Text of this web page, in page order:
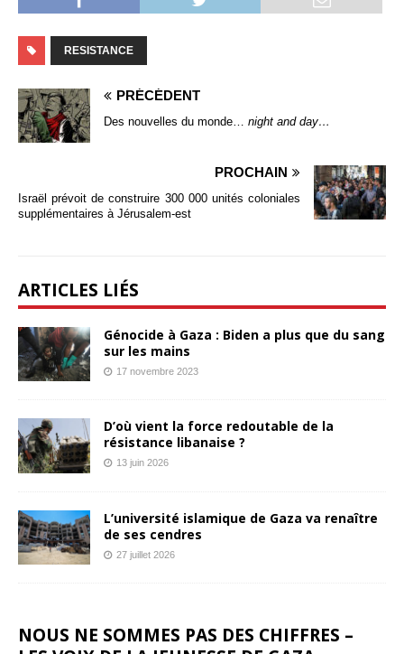
RESISTANCE
PRÉCÉDENT
Des nouvelles du monde… night and day…
PROCHAIN
Israël prévoit de construire 300 000 unités coloniales
supplémentaires à Jérusalem-est
ARTICLES LIÉS
Génocide à Gaza : Biden a plus que du sang
sur les mains
17 novembre 2023
D’où vient la force redoutable de la
résistance libanaise ?
13 juin 2026
L’université islamique de Gaza va renaître
de ses cendres
27 juillet 2026
NOUS NE SOMMES PAS DES CHIFFRES –